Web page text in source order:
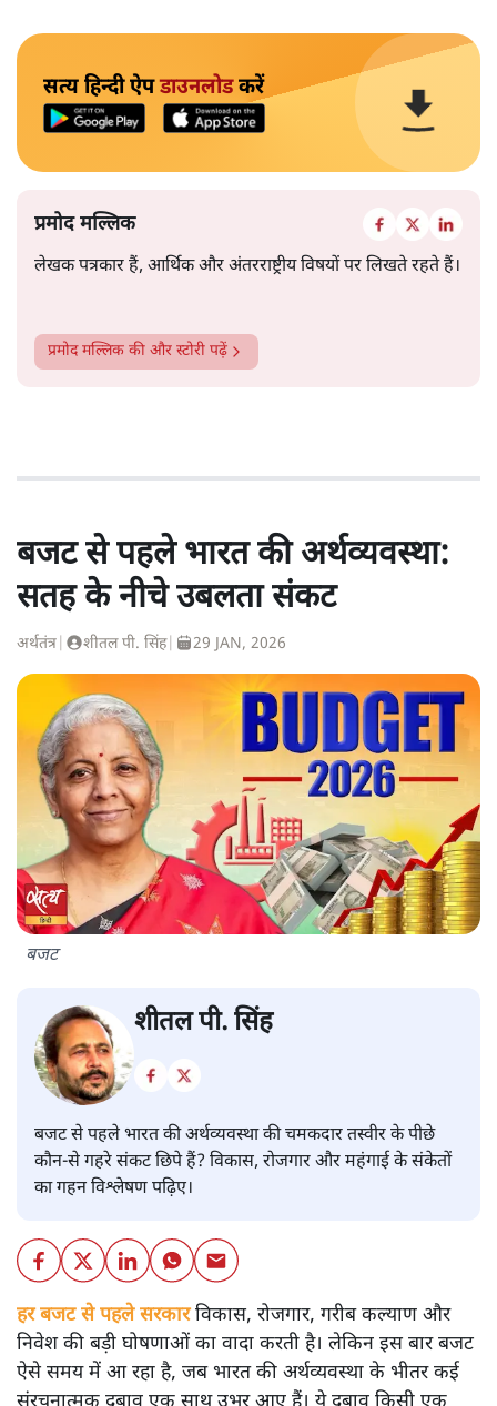
सत्य हिन्दी ऐपडाउनलोडकरें
प्रमोद मल्लिक
लेखक पत्रकार हैं, आर्थिक और अंतरराष्ट्रीय विषयों पर लिखते रहते हैं।
प्रमोद मल्लिक की और स्टोरी पढ़ें
बजट से पहले भारत की अर्थव्यवस्था:
सतह के नीचे उबलता संकट
अर्थतंत्र शीतल पी. सिंह| 29 JAN, 2026
बजट
शीतल पी. सिंह
बजट से पहले भारत की अर्थव्यवस्था की चमकदार तस्वीर के पीछे
कौन-से गहरे संकट छिपे हैं? विकास, रोजगार और महंगाई के संकेतों
का गहन विश्लेषण पढ़िए।
हर बजट से पहले सरकारविकास, रोजगार, गरीब कल्याण और
निवेश की बड़ी घोषणाओं का वादा करती है। लेकिन इस बार बजट
ऐसे समय में आ रहा है, जब भारत की अर्थव्यवस्था के भीतर कई